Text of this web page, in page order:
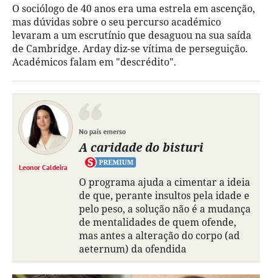
O sociólogo de 40 anos era uma estrela em ascenção,
mas dúvidas sobre o seu percurso académico
levaram a um escrutínio que desaguou na sua saída
de Cambridge. Arday diz-se vítima de perseguição.
Académicos falam em "descrédito".
Leonor Caldeira
No país emerso
A caridade do bisturi
O programa ajuda a cimentar a ideia
de que, perante insultos pela idade e
pelo peso, a solução não é a mudança
de mentalidades de quem ofende,
mas antes a alteração do corpo (ad
aeternum) da ofendida